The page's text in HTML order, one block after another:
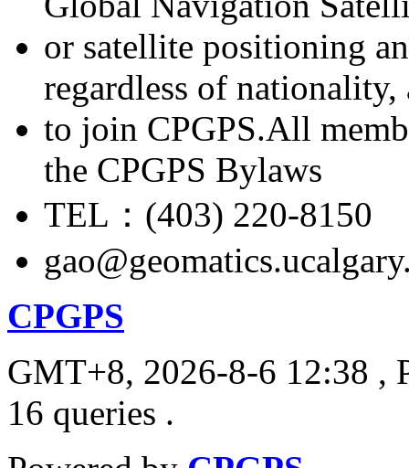
or satellite positioning
regardless of nationality,
to join CPGPS.All
the CPGPS Bylaws
TEL：(403) 220-8150
CPGPS
GMT+8, 2026-8-6 12:38 ,
16 queries .